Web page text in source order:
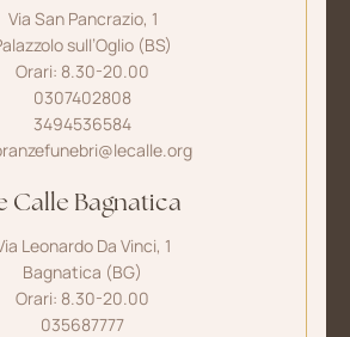
Via San Pancrazio, 1
sull’Oglio (BS)
Orari: 8.30-20.00
0307402808
3494536584
Calle Bagnatica
Leonardo Da Vinci, 1
Bagnatica (BG)
Orari: 8.30-20.00
035687777